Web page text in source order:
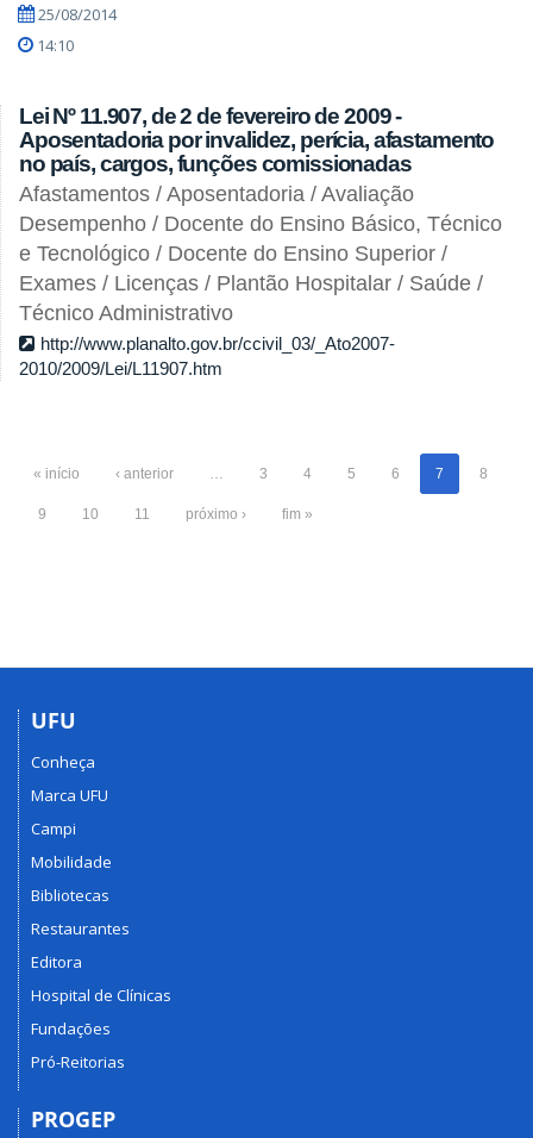
25/08/2014
14:10
Lei Nº 11.907, de 2 de fevereiro de 2009 -
Aposentadoria por invalidez, perícia, afastamento
no país, cargos, funções comissionadas
Afastamentos / Aposentadoria / Avaliação
Desempenho / Docente do Ensino Básico, Técnico
e Tecnológico / Docente do Ensino Superior /
Exames / Licenças / Plantão Hospitalar / Saúde /
Técnico Administrativo
http://www.planalto.gov.br/ccivil_03/_Ato2007-
2010/2009/Lei/L11907.htm
« início ‹ anterior … 3 4 5 6 7 8
9 10 11 próximo › fim »
UFU
Conheça
Marca UFU
Campi
Mobilidade
Bibliotecas
Restaurantes
Editora
Hospital de Clínicas
Fundações
Pró-Reitorias
PROGEP